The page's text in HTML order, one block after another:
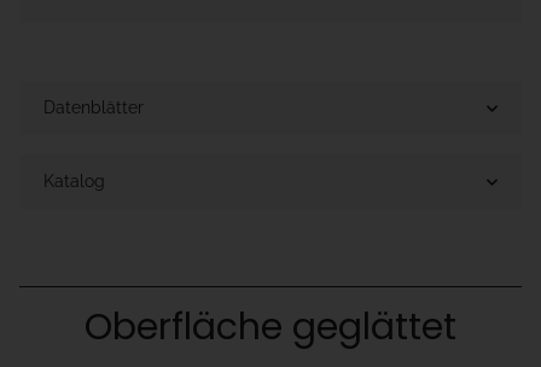
Datenblätter
Katalog
Oberfläche geglättet